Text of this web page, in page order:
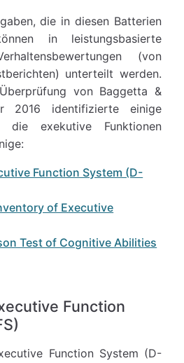
die in diesen Batterien
in leistungsbasierte
(von
unterteilt werden.
von Baggetta &
2016 identifizierte einige
die exekutive Funktionen
Function System (D-
of Executive
Test of Cognitive Abilities
Function
Function System (D-